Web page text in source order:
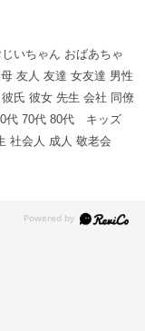
いちゃん おばあちゃ
友人 友達 女友達 男性
氏 彼女 先生 会社 同僚
代 70代 80代 キッズ
社会人 成人 敬老会